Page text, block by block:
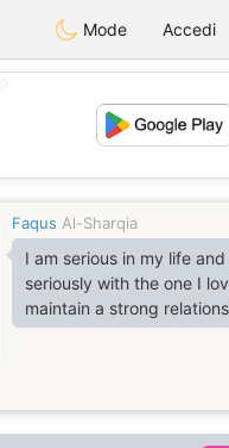
Mode Accedi
Faqus Al-Sharqia
I am serious in my life
seriously with the one I
maintain a strong